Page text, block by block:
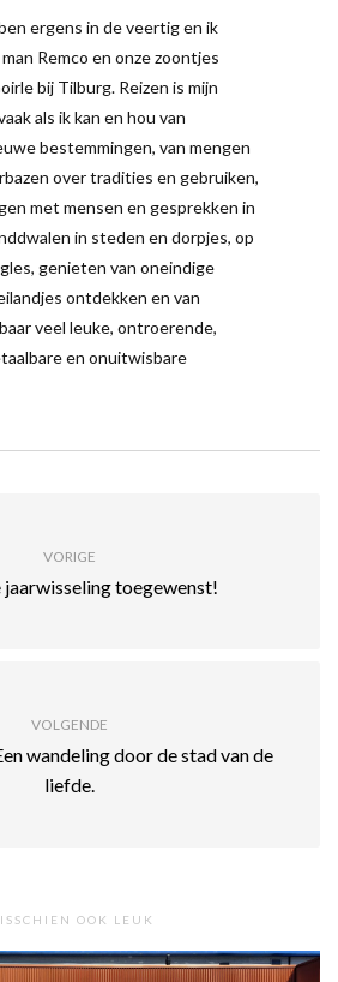
ergens in de veertig en ik
Remco en onze zoontjes
bij Tilburg. Reizen is mijn
als ik kan en hou van
bestemmingen, van mengen
over tradities en gebruiken,
met mensen en gesprekken in
in steden en dorpjes, op
genieten van oneindige
ontdekken en van
veel leuke, ontroerende,
en onuitwisbare
VORIGE
jaarwisseling toegewenst!
VOLGENDE
wandeling door de stad van de
liefde.
OOK LEUK